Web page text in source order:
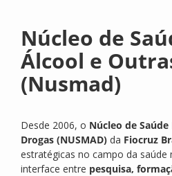
Núcleo de
Álcool e
(Nusmad)
Desde 2006, o Núcleo de
Drogas (NUSMAD) da Fiocruz
estratégicas no campo da saúde
interface entre pesquisa,